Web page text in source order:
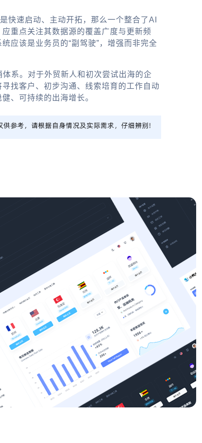
快速启动、主动开拓，那么一个整合了AI
重点关注其数据源的覆盖广度与更新频
应该是业务员的“副驾驶”，增强而非完全
系。对于外贸新人和初次尝试出海的企
找客户、初步沟通、线索培育的工作自动
、可持续的出海增长。